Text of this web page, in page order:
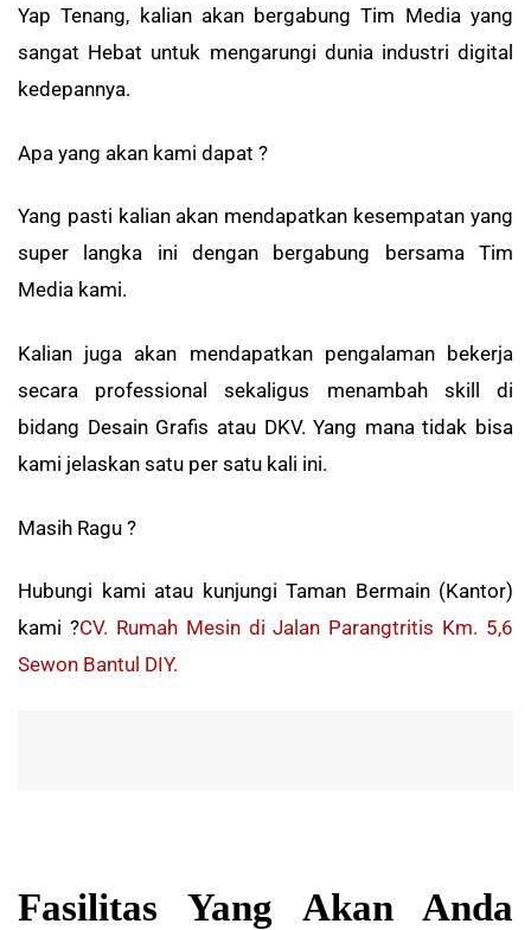
Yap Tenang, kalian akan bergabung Tim Media yang
sangat Hebat untuk mengarungi dunia industri digital
kedepannya.
Apa yang akan kami dapat ?
Yang pasti kalian akan mendapatkan kesempatan yang
super langka ini dengan bergabung bersama Tim
Media kami.
Kalian juga akan mendapatkan pengalaman bekerja
secara professional sekaligus menambah skill di
bidang Desain Grafis atau DKV. Yang mana tidak bisa
kami jelaskan satu per satu kali ini.
Masih Ragu ?
Hubungi kami atau kunjungi Taman Bermain (Kantor)
kami ?CV. Rumah Mesin di Jalan Parangtritis Km. 5,6
Sewon Bantul DIY.
Fasilitas Yang Akan Anda